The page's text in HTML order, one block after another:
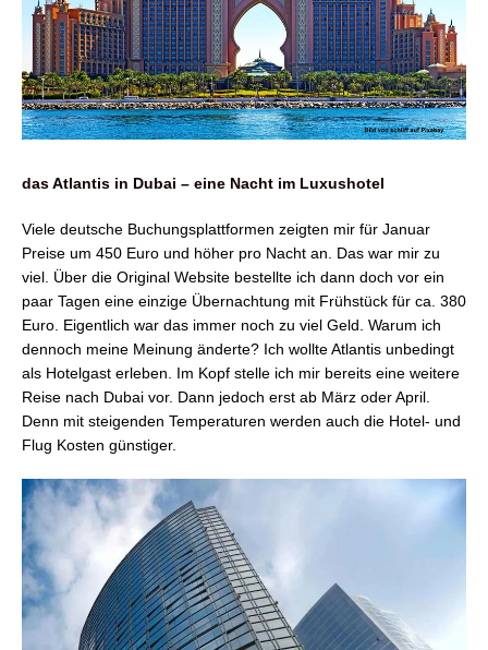
das Atlantis in Dubai – eine Nacht im Luxushotel
Viele deutsche Buchungsplattformen zeigten mir für Januar
Preise um 450 Euro und höher pro Nacht an. Das war mir zu
viel. Über die Original Website bestellte ich dann doch vor ein
paar Tagen eine einzige Übernachtung mit Frühstück für ca. 380
Euro. Eigentlich war das immer noch zu viel Geld. Warum ich
dennoch meine Meinung änderte? Ich wollte Atlantis unbedingt
als Hotelgast erleben. Im Kopf stelle ich mir bereits eine weitere
Reise nach Dubai vor. Dann jedoch erst ab März oder April.
Denn mit steigenden Temperaturen werden auch die Hotel- und
Flug Kosten günstiger.